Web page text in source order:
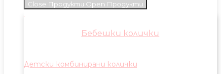
Close Продукти Open Продукти
Бебешки колички
Детски комбинирани колички